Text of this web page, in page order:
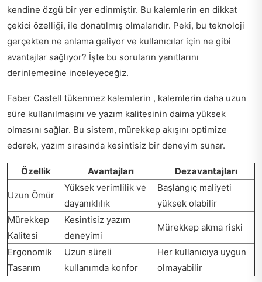
kendine özgü bir yer edinmiştir. Bu kalemlerin en dikkat
çekici özelliği, ile donatılmış olmalarıdır. Peki, bu teknoloji
gerçekten ne anlama geliyor ve kullanıcılar için ne gibi
avantajlar sağlıyor? İşte bu soruların yanıtlarını
derinlemesine inceleyeceğiz.
Faber Castell tükenmez kalemlerin , kalemlerin daha uzun
süre kullanılmasını ve yazım kalitesinin daima yüksek
olmasını sağlar. Bu sistem, mürekkep akışını optimize
ederek, yazım sırasında kesintisiz bir deneyim sunar.
Özellik Avantajları Dezavantajları
Uzun Ömür
Yüksek verimlilik ve
dayanıklılık
Başlangıç maliyeti
yüksek olabilir
Mürekkep
Kalitesi
Kesintisiz yazım
deneyimi
Mürekkep akma riski
Ergonomik
Tasarım
Uzun süreli
kullanımda konfor
Her kullanıcıya uygun
olmayabilir